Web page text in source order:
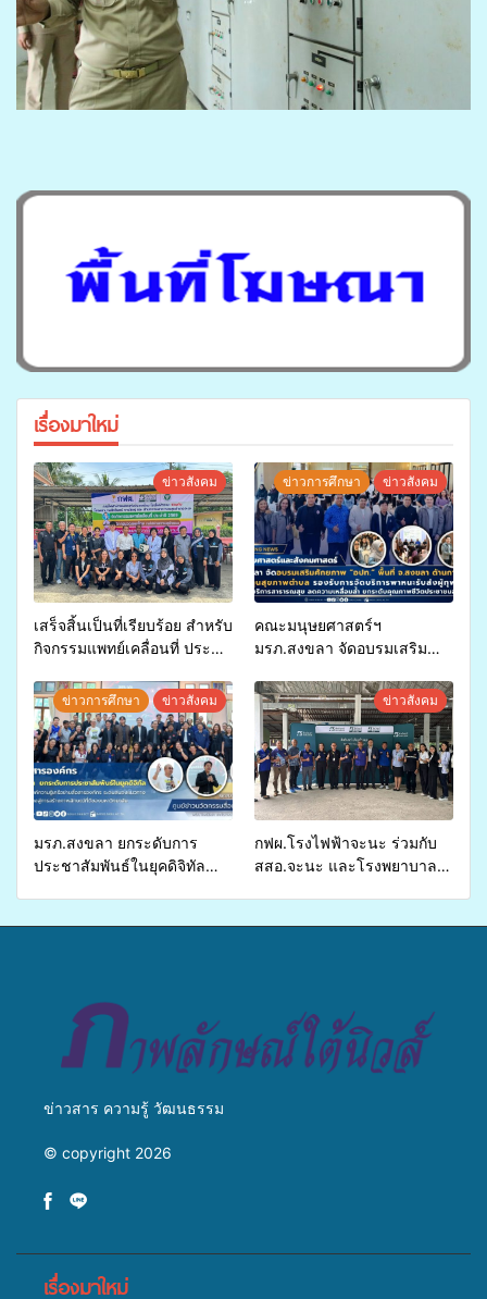
เรื่องมาใหม่
ข่าวสังคม
เสร็จสิ้นเป็นที่เรียบร้อย สำหรับ
กิจกรรมแพทย์เคลื่อนที่ ประจำ
สุขภาพแก่ประชาชนในพื้นที่
อำเภอจะนะ
ข่าวการศึกษา ข่าวสังคม
คณะมนุษยศาสตร์ฯ
มรภ.สงขลา จัดอบรมเสริม
จ่ายงบกองทุนสุขภาพตำบล
รองรับการจัดบริการพาหนะรับ
ส่งผู้ทุพพลภาพเพื่อเข้ารับ
บริการสาธารณสุข ลดความ
เหลื่อมล้ำ ยกระดับคุณภาพ
ชีวิตประชาชนอย่างยั่งยืน
ข่าวการศึกษา ข่าวสังคม
มรภ.สงขลา ยกระดับการ
ประชาสัมพันธ์ในยุคดิจิทัล
ข่าวสังคม
กฟผ.โรงไฟฟ้าจะนะ ร่วมกับ
สสอ.จะนะ และโรงพยาบาล
ข่าวสาร ความรู้ วัฒนธรรม
© copyright 2026
เรื่องมาใหม่